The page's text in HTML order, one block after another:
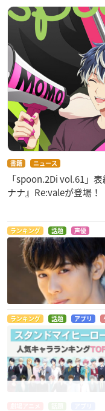
書籍 ニュース
「spoon.2Di vol.61」
ナナ』Re:valeが登場！
ランキング 話題 声優
ランキング 話題 アプリ